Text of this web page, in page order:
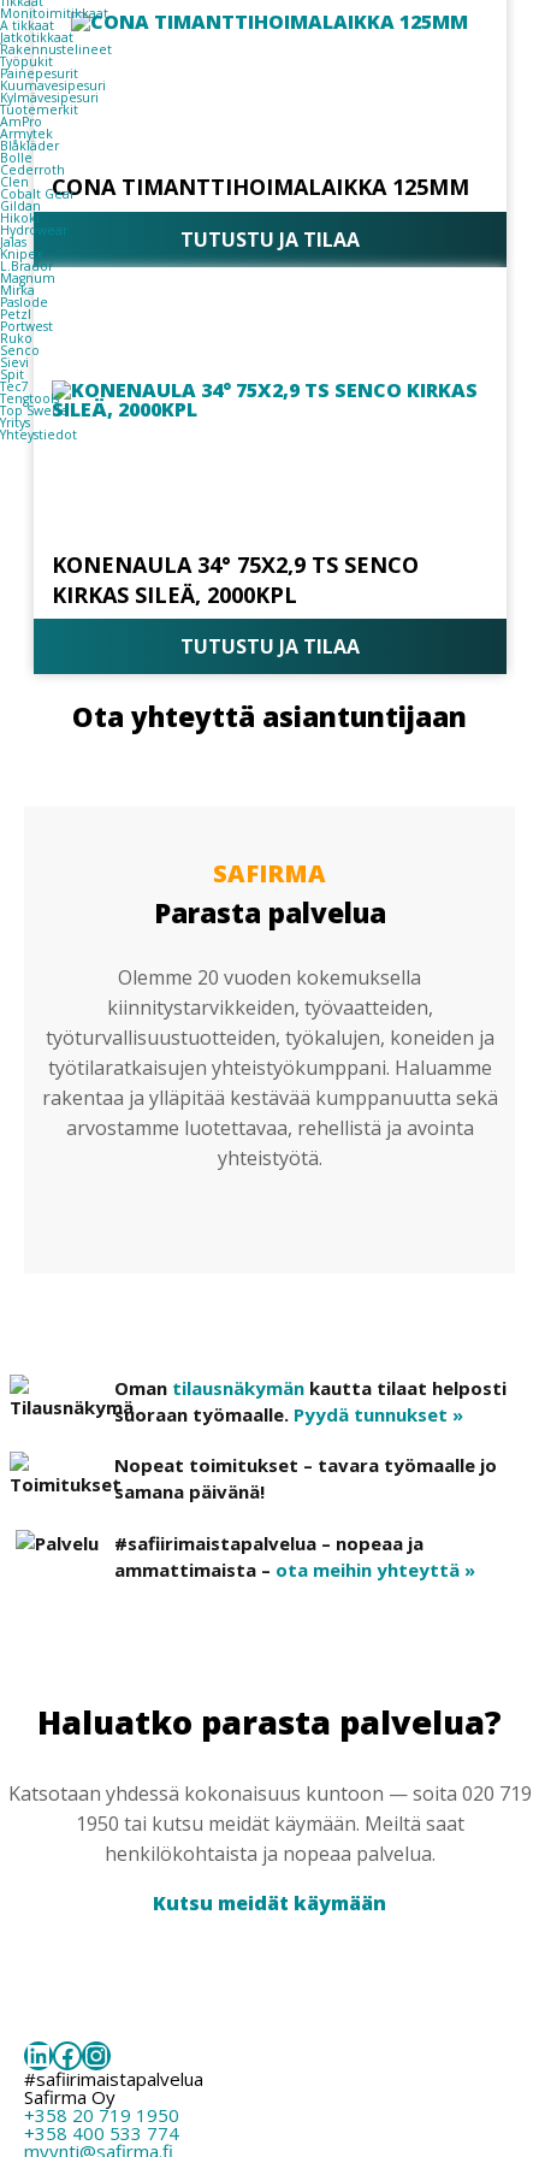
Monitoimitikkaat
A tikkaat
Jatkotikkaat
Rakennustelineet
Työpukit
Painepesurit
Kuumavesipesuri
Kylmävesipesuri
Tuotemerkit
AmPro
Armytek
Blåkläder
Bolle
Cederroth
Clen
Cobalt Gear
Gildan
Hikoki
Hydrowear
Jalas
Knipex
L.Brador
Magnum
Mirka
Paslode
Petzl
Portwest
Ruko
Senco
Sievi
Spit
Tec7
Tengtools
Top Swede
Yritys
Yhteystiedot
CONA TIMANTTIHOIMALAIKKA 125MM
TUTUSTU JA TILAA
KONENAULA 34° 75X2,9 TS SENCO
KIRKAS SILEÄ, 2000KPL
TUTUSTU JA TILAA
Ota yhteyttä asiantuntijaan
SAFIRMA
Parasta palvelua
Olemme 20 vuoden kokemuksella
kiinnitystarvikkeiden, työvaatteiden,
työturvallisuustuotteiden, työkalujen, koneiden ja
työtilaratkaisujen yhteistyökumppani. Haluamme
rakentaa ja ylläpitää kestävää kumppanuutta sekä
arvostamme luotettavaa, rehellistä ja avointa
yhteistyötä.
Oman tilausnäkymän kautta tilaat helposti
suoraan työmaalle. Pyydä tunnukset »
Nopeat toimitukset – tavara työmaalle jo
samana päivänä!
#safiirimaistapalvelua – nopeaa ja
ammattimaista – ota meihin yhteyttä »
Haluatko parasta palvelua?
Katsotaan yhdessä kokonaisuus kuntoon — soita 020 719
1950 tai kutsu meidät käymään. Meiltä saat
henkilökohtaista ja nopeaa palvelua.
Kutsu meidät käymään
LinkedIn
Facebook
Instagram
#safiirimaistapalvelua
Safirma Oy
+358 20 719 1950
+358 400 533 774
myynti@safirma.fi